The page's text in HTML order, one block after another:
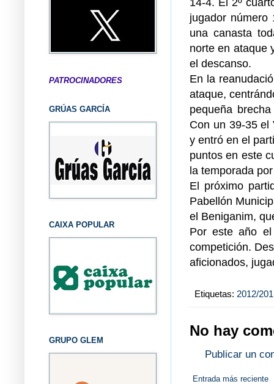
jugador
una canasta
norte en ataque
el descanso.
En la
ataque,
pequeña
Con un 39-35 el
y entró en el
puntos en este
la temporada
El próximo
Pabellón
el Beniganim,
Por este año
competición.
aficionados,
Etiquetas: 2012/
No hay
Publicar un
Entrada más reciente
PATROCINADORES
GRÚAS GARCÍA
CAIXA POPULAR
GRUPO GLEM